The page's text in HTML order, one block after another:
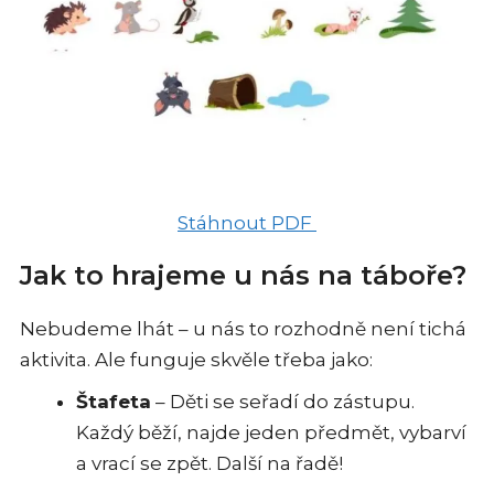
Stáhnout PDF
Jak to hrajeme u nás na táboře?
Nebudeme lhát – u nás to rozhodně není tichá
aktivita. Ale funguje skvěle třeba jako:
Štafeta – Děti se seřadí do zástupu.
Každý běží, najde jeden předmět, vybarví
a vrací se zpět. Další na řadě!